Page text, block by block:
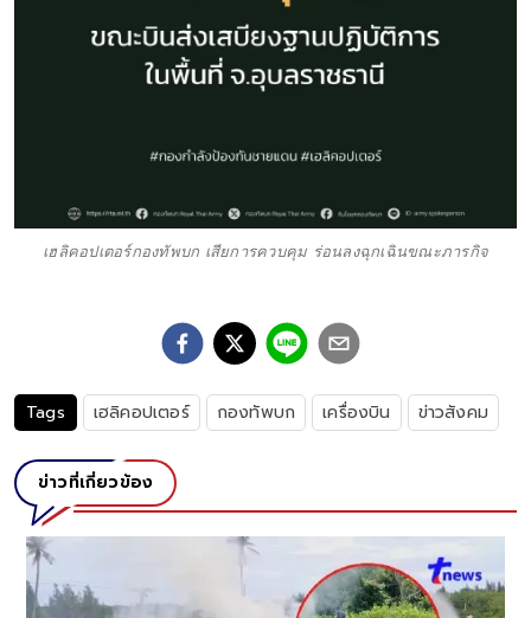
เฮลิคอปเตอร์กองทัพบก เสียการควบคุม ร่อนลงฉุกเฉินขณะภารกิจ
Tags เฮลิคอปเตอร์ กองทัพบก เครื่องบิน ข่าวสังคม
ข่าวที่เกี่ยวข้อง